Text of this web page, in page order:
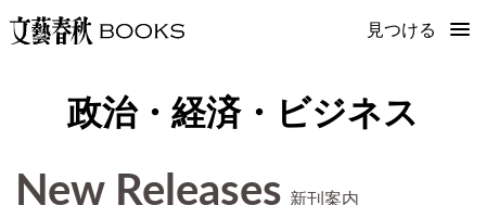
見つける
政治・経済・ビジネス
New Releases 新刊案内